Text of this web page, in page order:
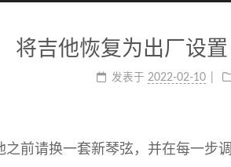
将吉他恢复为出厂设
发表于 2022-02-10
之前请换一套新琴弦，并在每一步